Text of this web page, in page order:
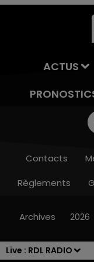
Live : RDL RADIO
ACTUS
Contacts
Règlements
Archives 2026